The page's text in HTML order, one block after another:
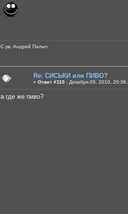
С ув. Андрей Палыч
Re: СИСЬКИ или ПИВО?
« Ответ #110 : Декабря 05, 2010,
а где же пиво?